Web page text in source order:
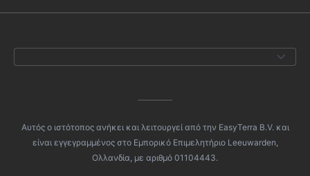
Αυτός ο ιστότοπος ανήκει και λειτουργεί από την EasyTerra B.V. και
είναι εγγεγραμμένος στο Εμπορικό Επιμελητήριο Leeuwarden,
Ολλανδία, με αριθμό 01104443.